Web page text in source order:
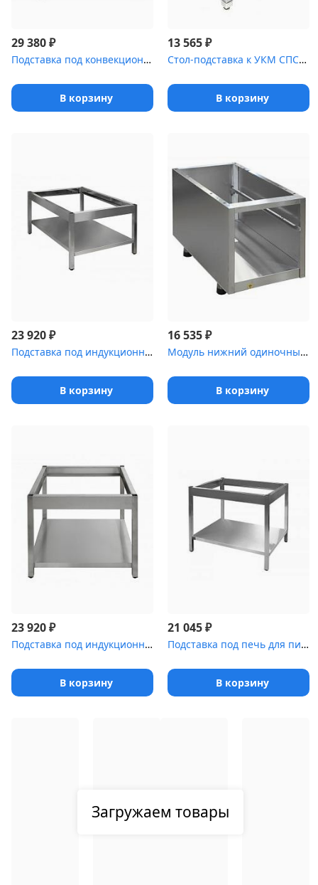
29 380₽
Подставка под конвекционные печи КЭП [ПК-8]
В корзину
13 565₽
Стол-подставка к УКМ СПС-311/500
В корзину
23 920₽
Подставка под индукционную плиту Luxstahl ПИ [6-912]
В корзину
16 535₽
Модуль нижний одиночный [МН-02 (700 серия)]
В корзину
23 920₽
Подставка под индукционную плиту Luxstahl ПИ [6-700]
В корзину
21 045₽
Подставка под печь для пиццы Luxstahl
В корзину
Загружаем товары